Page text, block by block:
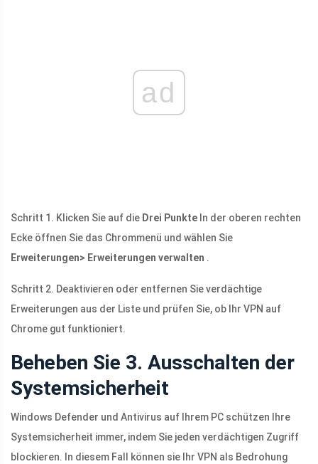
ad
Schritt 1. Klicken Sie auf die Drei Punkte In der oberen rechten
Ecke öffnen Sie das Chrommenü und wählen Sie
Erweiterungen> Erweiterungen verwalten .
Schritt 2. Deaktivieren oder entfernen Sie verdächtige
Erweiterungen aus der Liste und prüfen Sie, ob Ihr VPN auf
Chrome gut funktioniert.
Beheben Sie 3. Ausschalten der
Systemsicherheit
Windows Defender und Antivirus auf Ihrem PC schützen Ihre
Systemsicherheit immer, indem Sie jeden verdächtigen Zugriff
blockieren. In diesem Fall können sie Ihr VPN als Bedrohung